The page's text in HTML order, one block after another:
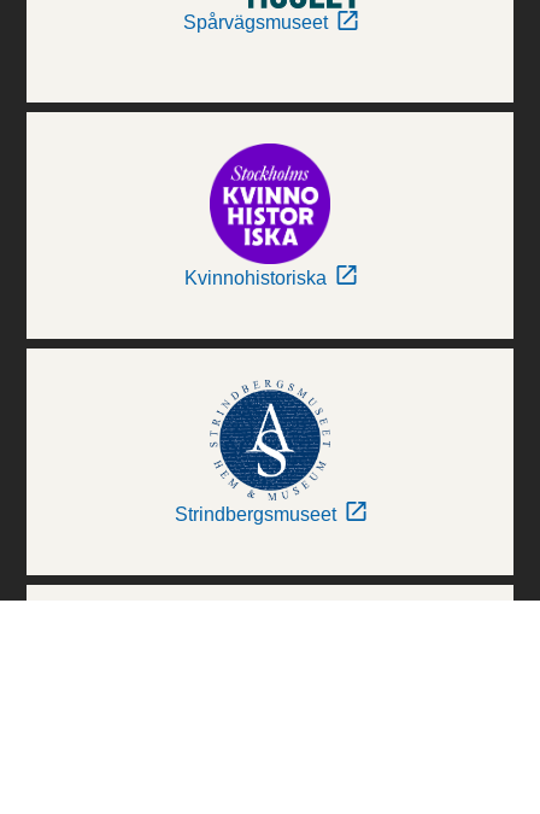
Spårvägsmuseet
Kvinnohistoriska
Strindbergsmuseet